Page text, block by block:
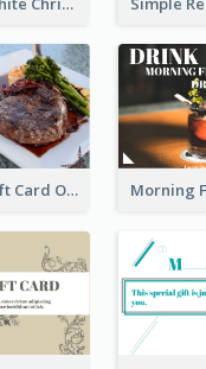
Meal Set Gift Card Of Western Restaurant